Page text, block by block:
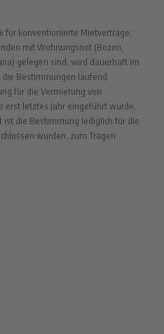
für konventionierte Mietverträge,
mit Wohnungsnot (Bozen,
gelegen sind, wird dauerhaft im
Bestimmungen laufend
für die Vermietung von
letztes Jahr eingeführt wurde,
die Bestimmung lediglich für die
wurden, zum Tragen